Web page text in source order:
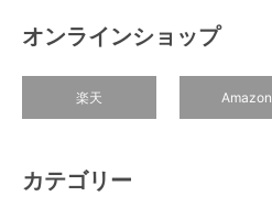
オンラインショップ
楽天 Amazon
カテゴリー